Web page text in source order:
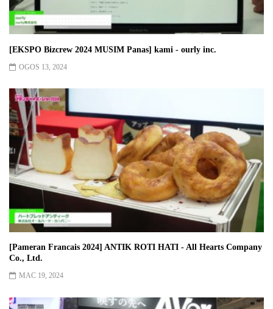
[EKSPO Bizcrew 2024 MUSIM Panas] kami - ourly inc.
OGOS 13, 2024
[Pameran Francais 2024] ANTIK ROTI HATI - All Hearts Company
Co., Ltd.
MAC 19, 2024